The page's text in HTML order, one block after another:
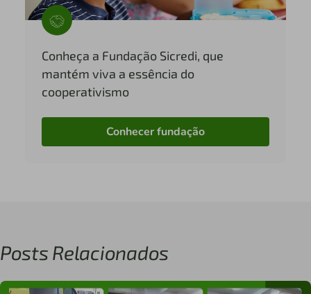
Conheça a Fundação Sicredi, que
mantém viva a essência do
cooperativismo
Conhecer fundação
Posts Relacionados